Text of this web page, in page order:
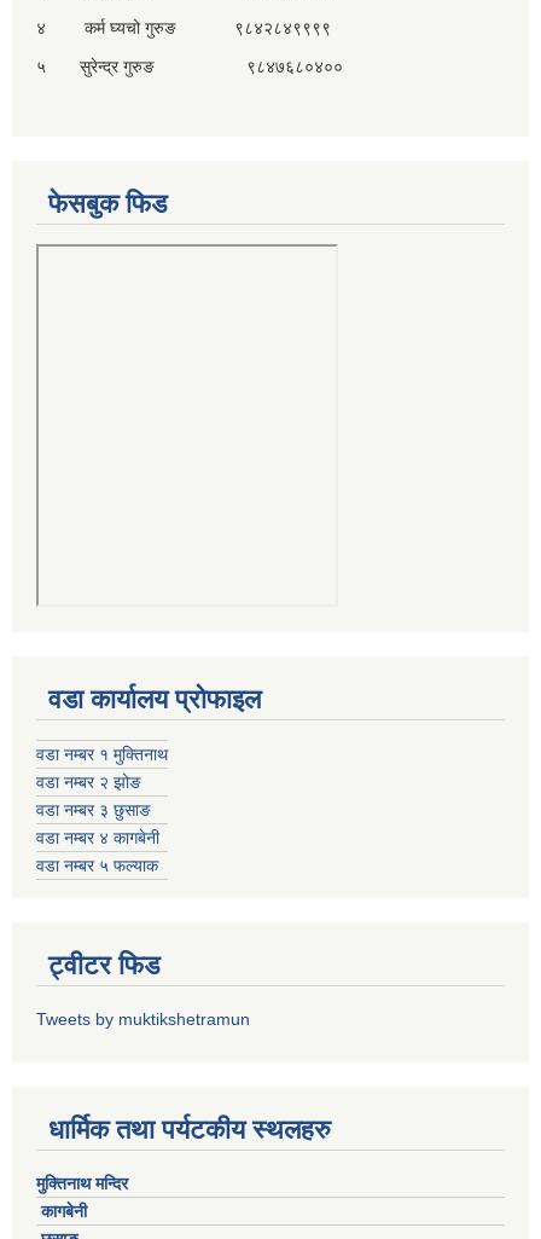
४ कर्म घ्यचो गुरुङ ९८४२८४९९९९
५ सुरेन्द्र गुरुङ ९८४७६८०४००
फेसबुक फिड
वडा कार्यालय प्रोफाइल
वडा नम्बर १ मुक्तिनाथ
वडा नम्बर २ झोङ
वडा नम्बर ३ छुसाङ
वडा नम्बर ४ कागबेनी
वडा नम्बर ५ फल्याक
ट्वीटर फिड
Tweets by muktikshetramun
धार्मिक तथा पर्यटकीय स्थलहरु
मुक्तिनाथ मन्दिर
कागबेनी